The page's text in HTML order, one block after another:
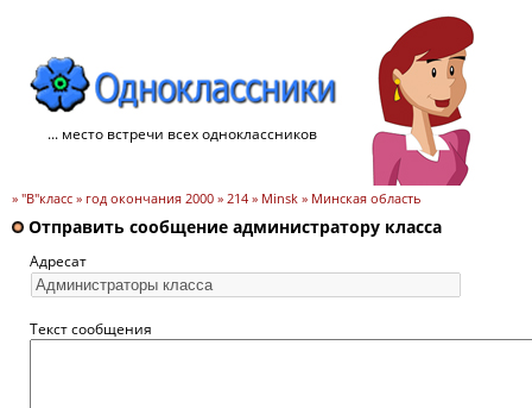
... место встречи всех одноклассников
» "B"класс » год окончания 2000 » 214 » Minsk » Минская область
Отправить сообщение администратору класса
Адресат
Текст сообщения